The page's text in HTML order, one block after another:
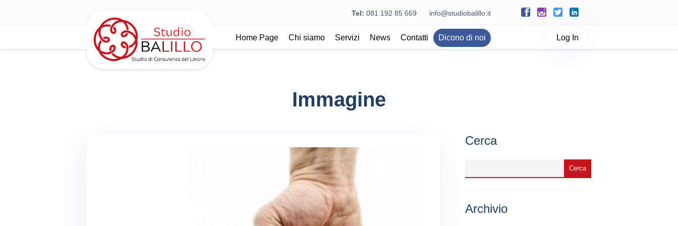
Tel: 081 192 85 669 info@studiobalillo.it
Home Page Chi siamo Servizi News Contatti Dicono di noi Log In
Immagine
Cerca
Archivio